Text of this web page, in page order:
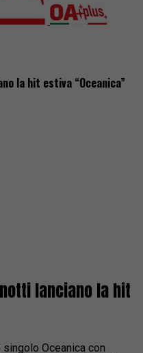
la hit estiva “Oceanica”
lanciano la hit
Oceanica con